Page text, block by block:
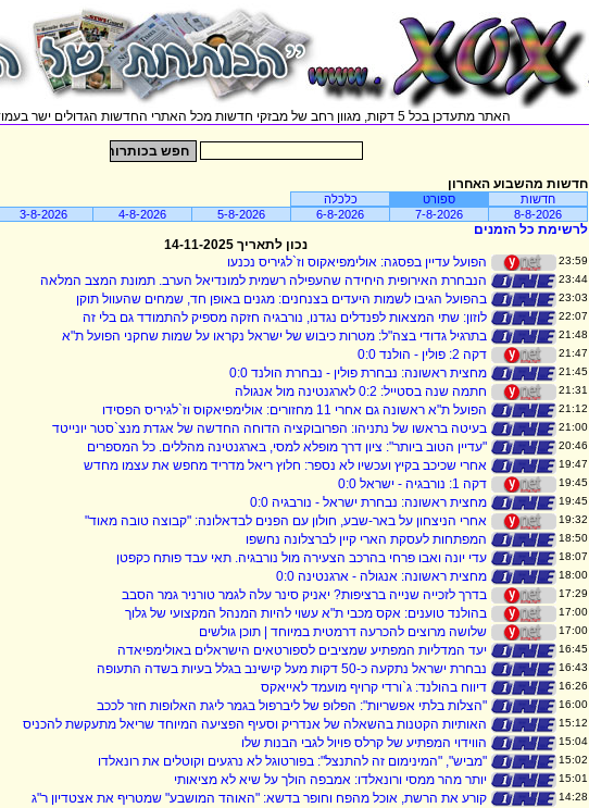
האתר מתעדכן בכל 5 דקות, מגוון רחב של מבזקי חדשות מכל האתרי החדשות הגדולים ישר בעמוד אחד.
חדשות מהשבוע האחרון
חדשות ספורט
כלכלה
8-8-2026
7-8-2026
6-8-2026
5-8-2026
4-8-2026
3-8-2026
לרשימת כל הזמנים
נכון לתאריך 14-11-2025
הפועל עדיין בפסגה: אולימפיאקוס וז`לגיריס נכנעו
הנבחרת האירופית היחידה שהעפילה רשמית למונדיאל הערב. תמונת המצב המלאה
בהפועל הגיבו לשמות היעדים בצנחנים: מגנים באופן חד, שמחים שהעוול תוקן
לוזון: שתי המצאות לפנדלים נגדנו, נורבגיה חזקה מספיק להתמודד גם בלי זה
בתרגיל גדודי בצה"ל: מטרות כיבוש של ישראל נקראו על שמות שחקני הפועל ת"א
דקה 2: פולין - הולנד 0:0
מחצית ראשונה: נבחרת פולין - נבחרת הולנד 0:0
חתמה שנה בסטייל: 0:2 לארגנטינה מול אנגולה
הפועל ת"א ראשונה גם אחרי 11 מחזורים: אולימפיאקוס וז`לגיריס הפסידו
בעיטה בראשו של נתניהו: הפרובוקציה הדוחה החדשה של אגדת מנצ`סטר יונייטד
"עדיין הטוב ביותר": ציון דרך מופלא למסי, בארגנטינה מהללים. כל המספרים
אחרי שכיכב בקיץ ועכשיו לא נספר: חלוץ ריאל מדריד מחפש את עצמו מחדש
דקה 1: נורבגיה - ישראל 0:0
מחצית ראשונה: נבחרת ישראל - נורבגיה 0:0
אחרי הניצחון על באר-שבע, חולון עם הפנים לבדאלונה: "קבוצה טובה מאוד"
המפתחות לעסקת הארי קיין לברצלונה נחשפו
עדי יונה ואבו פרחי בהרכב הצעירה מול נורבגיה. תאי עבד פותח כקפטן
מחצית ראשונה: אנגולה - ארגנטינה 0:0
בדרך לזכייה שנייה ברציפות? יאניק סינר עלה לגמר טורניר גמר הסבב
בהולנד טוענים: אקס מכבי ת"א עשוי להיות המנהל המקצועי של גלוך
שלושה מרוצים להכרעה דרמטית במיוחד | תוכן גולשים
יעד המדליות המפתיע שמציבים לספורטאים הישראלים באולימפיאדה
נבחרת ישראל נתקעה כ-50 דקות מעל קישינב בגלל בעיות בשדה התעופה
דיווח בהולנד: ג`ורדי קרויף מועמד לאייאקס
"הצלות בלתי אפשריות": הפלופ של ליברפול בגמר ליגת האלופות חזר לככב
האותיות הקטנות בהשאלה של אנדריק וסעיף הפציעה המיוחד שריאל מתעקשת להכניס
הווידוי המפתיע של קרלס פויול לגבי הבנות שלו
"מביש", "המינימום זה להתנצל": בפורטוגל לא נרגעים וקוטלים את רונאלדו
יותר מהר ממסי ורונאלדו: אמבפה הולך על שיא לא מציאותי
קורע את הרשת, אוכל מהפח וחופר בדשא: "האוהד המושבע" שמטריף את אצטדיון ר"ג